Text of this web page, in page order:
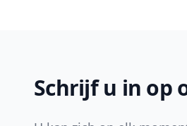
Schrijf u in op